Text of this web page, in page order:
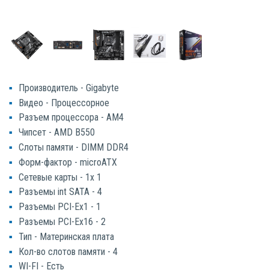
Производитель - Gigabyte
Видео - Процессорное
Разъем процессора - AM4
Чипсет - AMD B550
Слоты памяти - DIMM DDR4
Форм-фактор - microATX
Сетевые карты - 1x 1
Разъемы int SATA - 4
Разъемы PCI-Ex1 - 1
Разъемы PCI-Ex16 - 2
Тип - Материнская плата
Кол-во слотов памяти - 4
WI-FI - Есть